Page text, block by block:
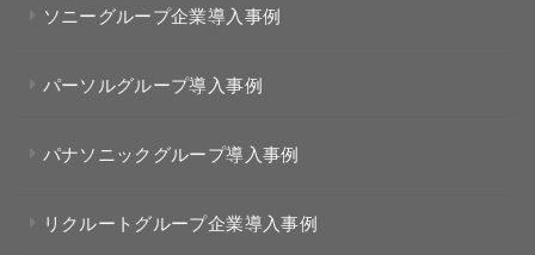
ソニーグループ企業導入事例
パーソルグループ導入事例
パナソニックグループ導入事例
リクルートグループ企業導入事例